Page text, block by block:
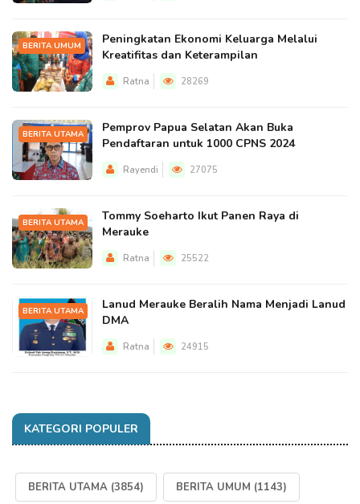
BERITA UMUM
Peningkatan Ekonomi Keluarga Melalui
Kreatifitas dan Keterampilan
Ratna 28269
BERITA UTAMA
Pemprov Papua Selatan Akan Buka
Pendaftaran untuk 1000 CPNS 2024
Rayendi 27075
BERITA UTAMA
Tommy Soeharto Ikut Panen Raya di
Merauke
Ratna 25522
BERITA UTAMA
Lanud Merauke Beralih Nama Menjadi Lanud
DMA
Ratna 24915
KATEGORI POPULER
BERITA UTAMA (3854) BERITA UMUM (1143)